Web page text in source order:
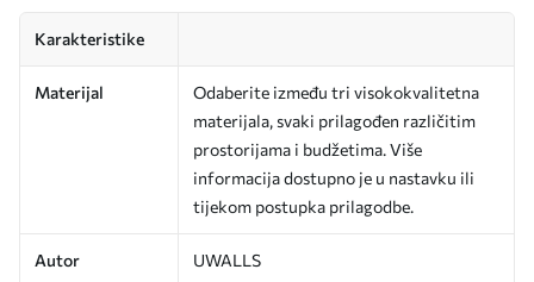
Karakteristike
Materijal
Odaberite između tri visokokvalitetna
materijala, svaki prilagođen različitim
prostorijama i budžetima. Više
informacija dostupno je u nastavku ili
tijekom postupka prilagodbe.
Autor UWALLS